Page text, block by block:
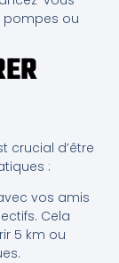
pompes ou
crucial d’être
:
vos amis
Cela
5 km ou